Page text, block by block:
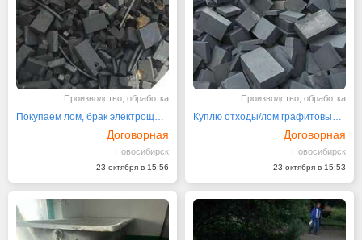
Производство, обработка
Покупаем лом, брак электрощеток ЭГ4, ЭГ14, ЭГ74, ЭГ64К
Договорная
Новосибирск
23 октября в 15:56
Производство, обработка
Куплю отходы/лом графитовых щеток от электродвигателей
Договорная
Новосибирск
23 октября в 15:53